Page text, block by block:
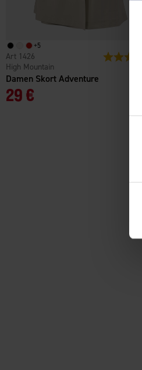
+5
Damen Skort Adventure
High Mountain
1426
29 €
Bewertung: